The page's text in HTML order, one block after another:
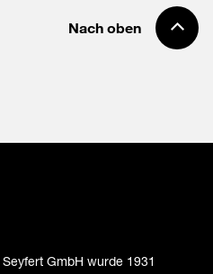
Nach oben
GmbH wurde 1931